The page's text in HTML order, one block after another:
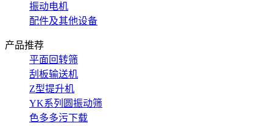
振动电机
配件及其他设备
产品推荐
平面回转筛
刮板输送机
Z型提升机
YK系列圆振动筛
色多多污下载